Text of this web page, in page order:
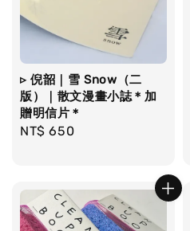
▹ 倪韶｜雪 Snow（二
版）｜散文漫畫小誌＊加
贈明信片＊
Regular
NT$ 650